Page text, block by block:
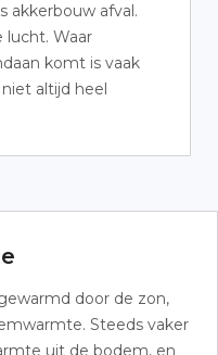
akkerbouw afval.
Waar
komt is vaak
altijd heel
door de zon,
Steeds vaker
uit de bodem, en